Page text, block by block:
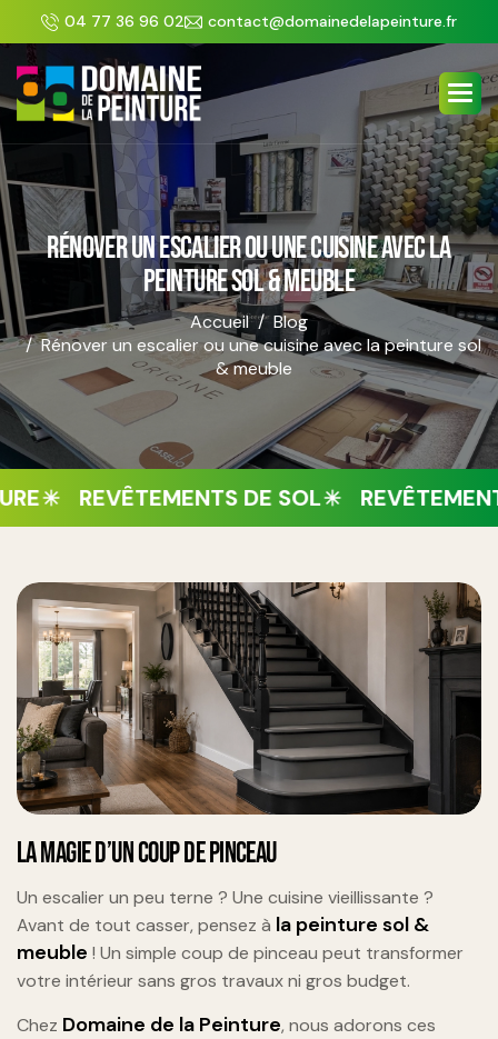
04 77 36 96 02 contact@domainedelapeinture.fr
RÉNOVER UN ESCALIER OU UNE CUISINE AVEC LA
PEINTURE SOL & MEUBLE
Accueil
Blog
Rénover un escalier ou une cuisine avec la peinture sol
& meuble
REVÊTEMENTS DE SOL REVÊTEMENTS
LA MAGIE D’UN COUP DE PINCEAU
Un escalier un peu terne ? Une cuisine vieillissante ?
Avant de tout casser, pensez à la peinture sol &
meuble ! Un simple coup de pinceau peut transformer
votre intérieur sans gros travaux ni gros budget.
Chez Domaine de la Peinture, nous adorons ces
Panneau de gestion des cookies